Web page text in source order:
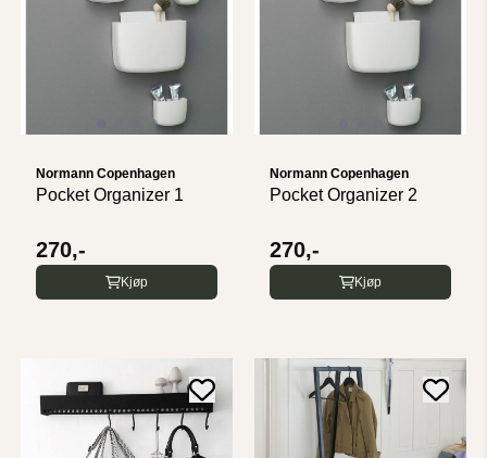
Normann Copenhagen
Pocket Organizer 1
270,-
Kjøp
Normann Copenhagen
Pocket Organizer 2
270,-
Kjøp